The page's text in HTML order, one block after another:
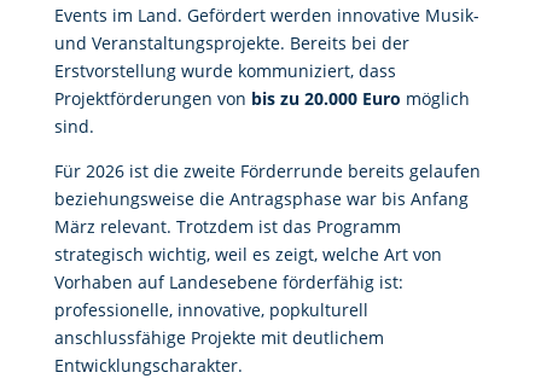
Events im Land. Gefördert werden innovative Musik-
und Veranstaltungsprojekte. Bereits bei der
Erstvorstellung wurde kommuniziert, dass
Projektförderungen von bis zu 20.000 Euro möglich
sind.
Für 2026 ist die zweite Förderrunde bereits gelaufen
beziehungsweise die Antragsphase war bis Anfang
März relevant. Trotzdem ist das Programm
strategisch wichtig, weil es zeigt, welche Art von
Vorhaben auf Landesebene förderfähig ist:
professionelle, innovative, popkulturell
anschlussfähige Projekte mit deutlichem
Entwicklungscharakter.